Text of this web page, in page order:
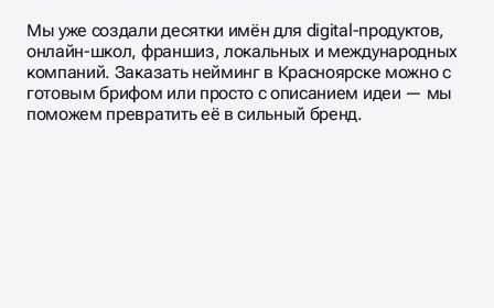
Мы уже создали десятки имён для digital-продуктов,
онлайн-школ, франшиз, локальных и международных
компаний. Заказать нейминг в Красноярске можно с
готовым брифом или просто с описанием идеи — мы
поможем превратить её в сильный бренд.